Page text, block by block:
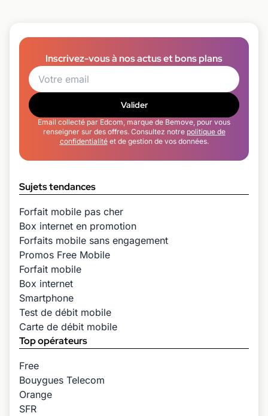
Inscrivez-vous à nos actus et bons plans
Valider
Email collecté par Edcom, marque de Bemove, pour vous
renseigner sur des offres. Consultez notre politique de
confidentialitéet de gestion de vos données.
Sujets tendances
Forfait mobile pas cher
Box internet en promotion
Forfaits mobile sans engagement
Promos Free Mobile
Forfait mobile
Box internet
Smartphone
Test de débit mobile
Carte de débit mobile
Top opérateurs
Free
Bouygues Telecom
Orange
SFR